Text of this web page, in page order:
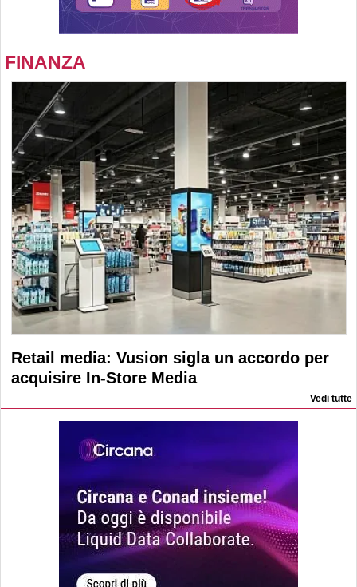
FINANZA
Retail media: Vusion sigla un accordo per
acquisire In-Store Media
Vedi tutte